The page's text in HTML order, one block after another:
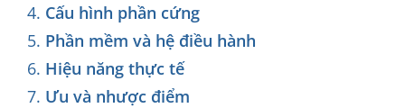
Cấu hình phần cứng
Phần mềm và hệ điều hành
Hiệu năng thực tế
Ưu và nhược điểm